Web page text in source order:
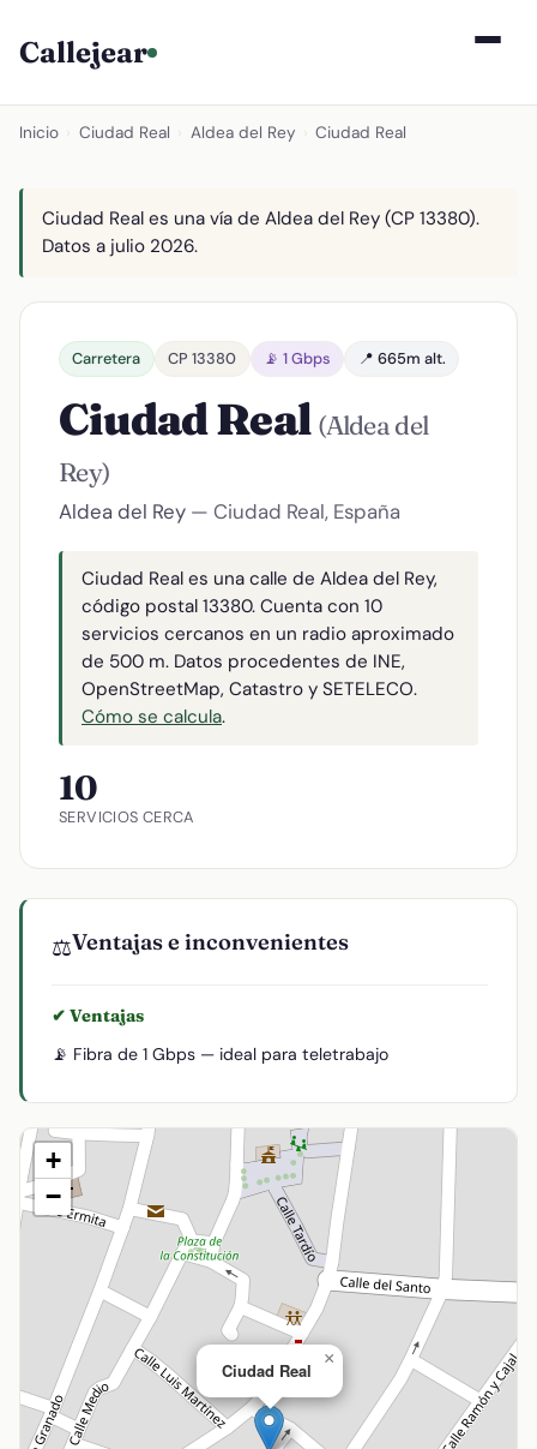
Callejear
Inicio Ciudad Real Aldea del Rey Ciudad Real
Ciudad Real es una vía de Aldea del Rey (CP 13380).
Datos a julio 2026.
Carretera CP 13380 📡 1 Gbps 📍 665m alt.
Ciudad Real (Aldea del
Rey)
Aldea del Rey — Ciudad Real, España
Ciudad Real es una calle de Aldea del Rey,
código postal 13380. Cuenta con 10
servicios cercanos en un radio aproximado
de 500 m. Datos procedentes de INE,
OpenStreetMap, Catastro y SETELECO.
Cómo se calcula.
10
SERVICIOS CERCA
⚖️Ventajas e inconvenientes
✔ Ventajas
📡 Fibra de 1 Gbps — ideal para teletrabajo
Ciudad Real
×
+
−